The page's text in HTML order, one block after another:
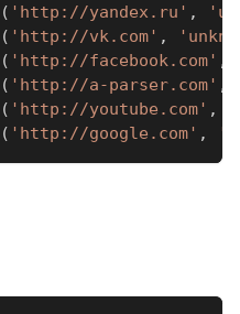
( 'http://yandex.ru' ,
( 'http://vk.com' ,
( 'http://facebook.com' ,
( 'http://a-parser.com' ,
( 'http://youtube.com' ,
( 'http://google.com' ,